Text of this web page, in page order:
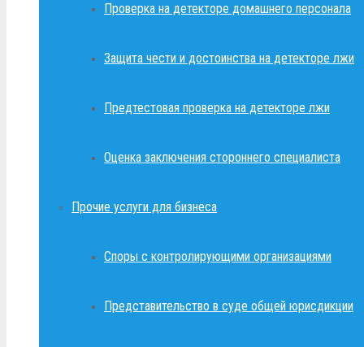
Проверка на детекторе домашнего персонала
Защита чести и достоинства на детекторе лжи
Предтестовая проверка на детекторе лжи
Оценка заключения стороннего специалиста
Прочие услуги для бизнеса
Споры с контролирующими организациями
Представительство в суде общей юрисдикции